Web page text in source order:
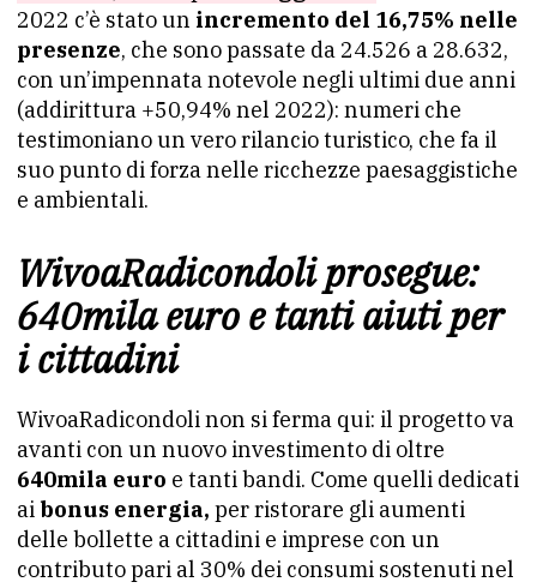
2022 c’è stato un incremento del 16,75% nelle
presenze, che sono passate da 24.526 a 28.632,
con un’impennata notevole negli ultimi due anni
(addirittura +50,94% nel 2022): numeri che
testimoniano un vero rilancio turistico, che fa il
suo punto di forza nelle ricchezze paesaggistiche
e ambientali.
WivoaRadicondoli prosegue:
640mila euro e tanti aiuti per
i cittadini
WivoaRadicondoli non si ferma qui: il progetto va
avanti con un nuovo investimento di oltre
640mila euro e tanti bandi. Come quelli dedicati
ai bonus energia, per ristorare gli aumenti
delle bollette a cittadini e imprese con un
contributo pari al 30% dei consumi sostenuti nel